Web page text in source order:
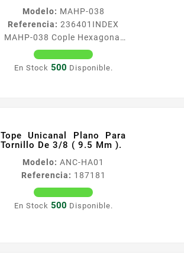
Modelo: MAHP-038
Referencia: 236401 INDEX
MAHP-038 Cople Hexagonal
Roscado De 3/8 (9.5 Mm).
Caracteriacutesticas
recorridos locales
soluciones de fijacioacuten al
techo sujetador mariposa y
cople Acabados en cincado
Rosca 38 Longitud total 1 18
En Stock 500 Disponible.
Tope Unicanal Plano Para
Tornillo De 3/8 ( 9.5 Mm ).
Modelo: ANC-HA01
Referencia: 187181
En Stock 500 Disponible.